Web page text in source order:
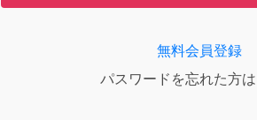
無料会員登録
パスワードを忘れた方は